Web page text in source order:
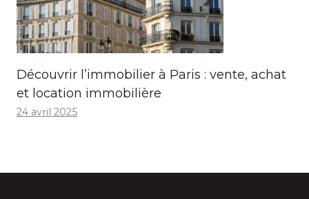
Découvrir l’immobilier à Paris : vente, achat
et location immobilière
24 avril 2025